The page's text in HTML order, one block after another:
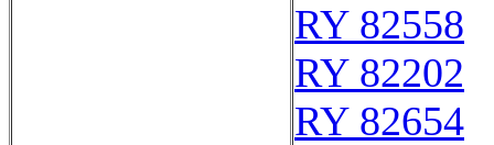
RY 82558
RY 82202
RY 82654